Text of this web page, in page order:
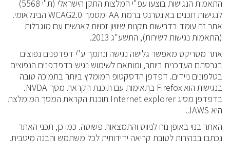
התאמות הנגישות בוצעו עפ"י המלצות התקן הישראלי (ת"י 5568)
לנגישות תכנים באינטרנט ברמת AA ומסמך WCAG2.0 הבינלאומי.
אתר זה עומד בדרישות תקנות שיוויון זכויות לאנשים עם מוגבלות
(התאמות נגישות לשירות), התשע"ג 2013.
אתר מטריקס מאפשר גלישה נגישה ונתמך ע"י דפדפנים נפוצים
בגרסתם העדכנית ביותר, ומותאם לשימוש נגיש בדפדפנים הנפוצים
בטלפונים ניידים. דפדפן הדסקטופ המומלץ ביותר בתמיכה טובה
בנגישות הוא Firefox בתאימות עם תוכנת הקראת מסך NVDA.
בדפדפן מסוג Internet explorer תוכנת הקראת המסך המומלצת
היא JAWS.
האתר בנוי באופן נוח לניווט והתמצאות פשוטה. כמו כן, תכני האתר
נכתבו בבהירות לטובת קריאה ידידותית לכל משתמש והבנה מיטבית.